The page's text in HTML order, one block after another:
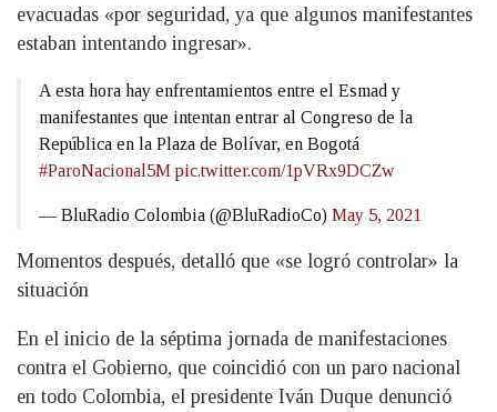
evacuadas «por seguridad, ya que algunos manifestantes
estaban intentando ingresar».
A esta hora hay enfrentamientos entre el Esmad y
manifestantes que intentan entrar al Congreso de la
República en la Plaza de Bolívar, en Bogotá
#ParoNacional5M pic.twitter.com/1pVRx9DCZw
— BluRadio Colombia (@BluRadioCo) May 5, 2021
Momentos después, detalló que «se logró controlar» la
situación
En el inicio de la séptima jornada de manifestaciones
contra el Gobierno, que coincidió con un paro nacional
en todo Colombia, el presidente Iván Duque denunció